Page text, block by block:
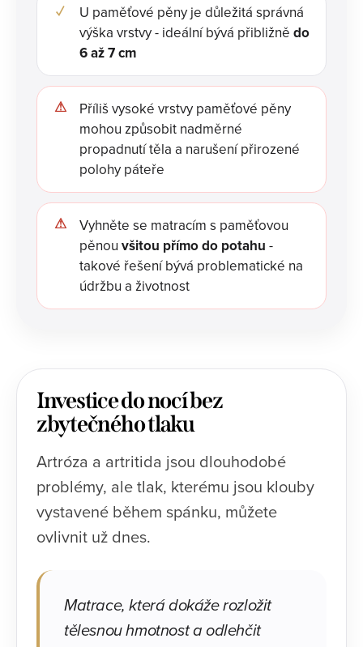
U paměťové pěny je důležitá správná
výška vrstvy - ideální bývá přibližně do
6 až 7 cm
Příliš vysoké vrstvy paměťové pěny
mohou způsobit nadměrné
propadnutí těla a narušení přirozené
polohy páteře
Vyhněte se matracím s paměťovou
pěnou všitou přímo do potahu -
takové řešení bývá problematické na
údržbu a životnost
Investice do nocí bez
zbytečného tlaku
Artróza a artritida jsou dlouhodobé
problémy, ale tlak, kterému jsou klouby
vystavené během spánku, můžete
ovlivnit už dnes.
Matrace, která dokáže rozložit
tělesnou hmotnost a odlehčit